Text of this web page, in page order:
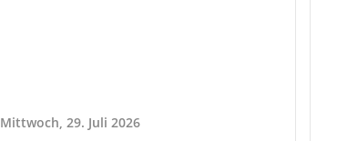
Mittwoch, 29. Juli 2026